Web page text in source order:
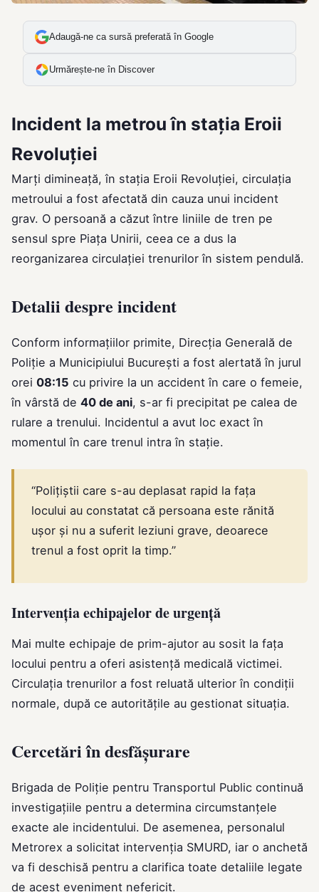
Adaugă-ne ca sursă preferată în Google
Urmărește-ne în Discover
Incident la metrou în stația Eroii
Revoluției
Marți dimineață, în stația Eroii Revoluției, circulația
metroului a fost afectată din cauza unui incident
grav. O persoană a căzut între liniile de tren pe
sensul spre Piața Unirii, ceea ce a dus la
reorganizarea circulației trenurilor în sistem pendulă.
Detalii despre incident
Conform informațiilor primite, Direcția Generală de
Poliție a Municipiului București a fost alertată în jurul
orei 08:15 cu privire la un accident în care o femeie,
în vârstă de 40 de ani, s-ar fi precipitat pe calea de
rulare a trenului. Incidentul a avut loc exact în
momentul în care trenul intra în stație.
“Polițiștii care s-au deplasat rapid la fața
locului au constatat că persoana este rănită
ușor și nu a suferit leziuni grave, deoarece
trenul a fost oprit la timp.”
Intervenția echipajelor de urgență
Mai multe echipaje de prim-ajutor au sosit la fața
locului pentru a oferi asistență medicală victimei.
Circulația trenurilor a fost reluată ulterior în condiții
normale, după ce autoritățile au gestionat situația.
Cercetări în desfășurare
Brigada de Poliție pentru Transportul Public continuă
investigațiile pentru a determina circumstanțele
exacte ale incidentului. De asemenea, personalul
Metrorex a solicitat intervenția SMURD, iar o anchetă
va fi deschisă pentru a clarifica toate detaliile legate
de acest eveniment nefericit.